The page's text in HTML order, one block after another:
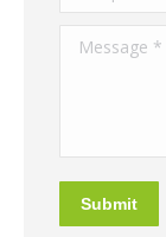
Message *
Submit